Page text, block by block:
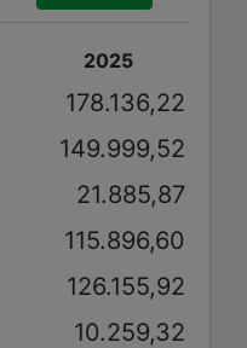
2025
178.136,22
149.999,52
21.885,87
115.896,60
126.155,92
10.259,32